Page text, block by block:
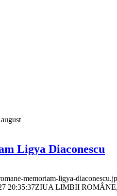
august
Ligya Diaconescu
memoriam-ligya-
20:35:37ZIUA LIMBII ROMÂNE,